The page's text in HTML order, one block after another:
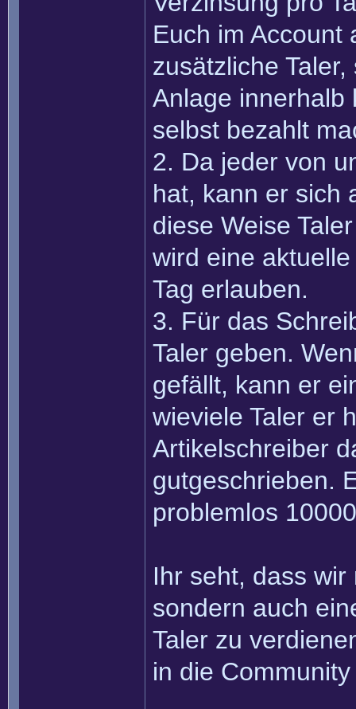
Euch im Account
zusätzliche
Anlage innerhalb
selbst bezahlt
2. Da jeder von
hat, kann er sich
diese Weise
wird eine
Tag erlauben.
3. Für das
Taler geben.
gefällt, kann er
wieviele Taler er
Artikelschreiber
gutgeschrieben.
problemlos
Ihr seht, dass
sondern auch
Taler zu
in die